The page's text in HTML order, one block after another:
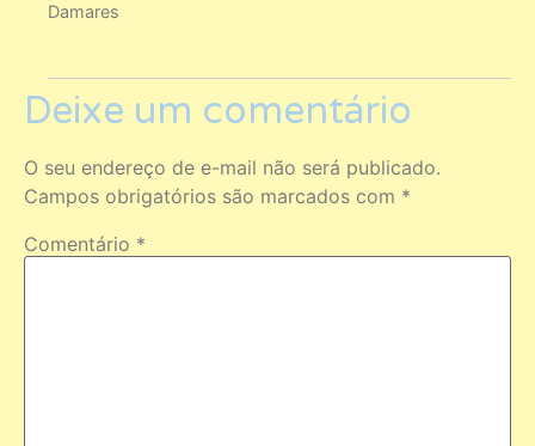
Damares
Deixe um comentário
O seu endereço de e-mail não será publicado.
Campos obrigatórios são marcados com *
Comentário *